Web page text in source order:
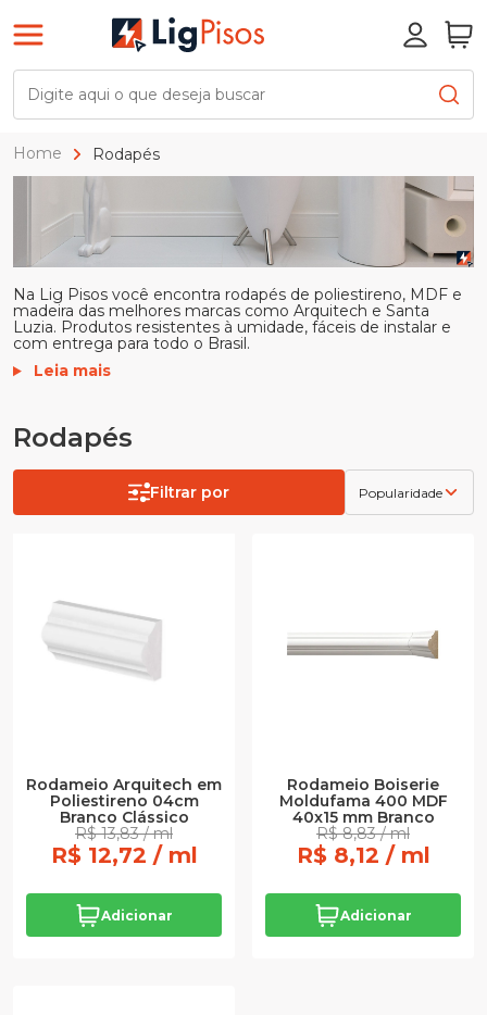
Home Rodapés
Na Lig Pisos você encontra rodapés de poliestireno, MDF e
madeira das melhores marcas como Arquitech e Santa
Luzia. Produtos resistentes à umidade, fáceis de instalar e
com entrega para todo o Brasil.
Leia mais
Rodapés
Filtrar por Popularidade
Rodameio Arquitech em
Poliestireno 04cm
Branco Clássico
R$ 13,83 / ml
R$ 12,72 / ml
Adicionar
Rodameio Boiserie
Moldufama 400 MDF
40x15 mm Branco
R$ 8,83 / ml
R$ 8,12 / ml
Adicionar